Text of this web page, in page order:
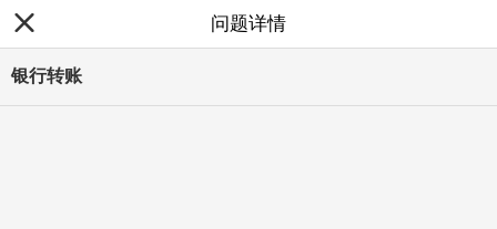
问题详情
银行转账